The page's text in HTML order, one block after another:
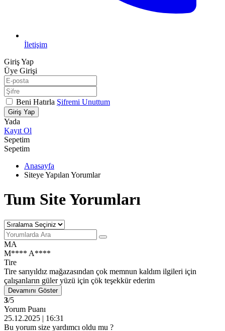
İletişim
Giriş Yap
Üye Girişi
Beni Hatırla Şifremi Unuttum
Giriş Yap
Yada
Kayıt Ol
Sepetim
Sepetim
Anasayfa
Siteye Yapılan Yorumlar
Tum Site Yorumları
MA
M**** A****
Tire
Tire sarıyıldız mağazasından çok memnun kaldım ilgileri için
çalışanların güler yüzü için çök teşekkür ederim
Devamını Göster
3/5
Yorum Puanı
25.12.2025 | 16:31
Bu yorum size yardımcı oldu mu ?